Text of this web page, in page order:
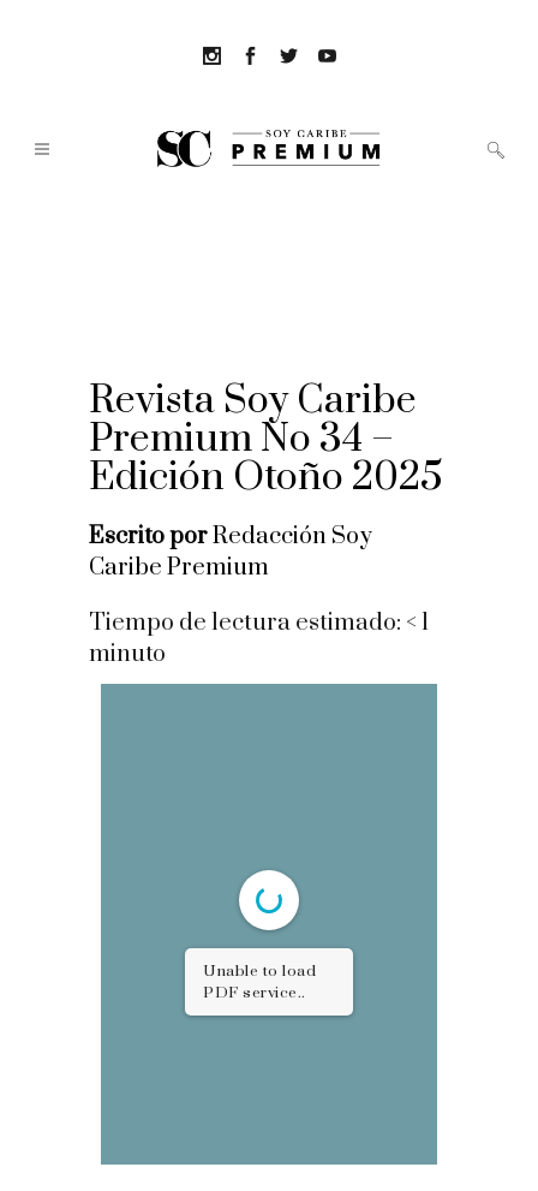
Revista Soy Caribe
Premium No 34 –
Edición Otoño 2025
Escrito porRedacción Soy
Caribe Premium
Tiempo de lectura estimado: < 1
minuto
Unable to load
PDF service..